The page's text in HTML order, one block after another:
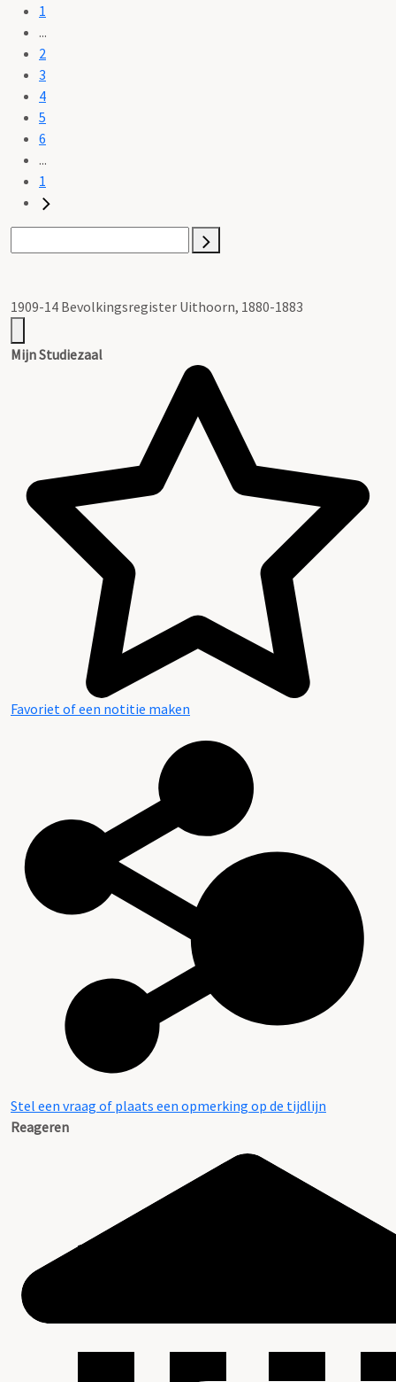
1
...
2
3
4
5
6
...
1
1909-14 Bevolkingsregister Uithoorn, 1880-1883
Mijn Studiezaal
Favoriet of een notitie maken
Stel een vraag of plaats een opmerking op de tijdlijn
Reageren